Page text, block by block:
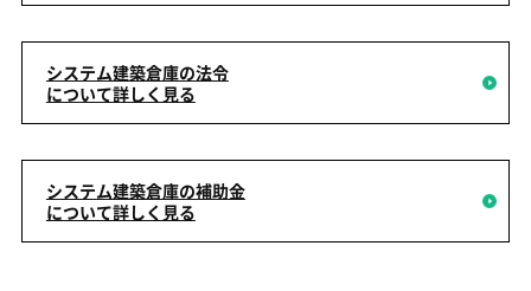
システム建築倉庫の法令
について詳しく見る
システム建築倉庫の補助金
について詳しく見る